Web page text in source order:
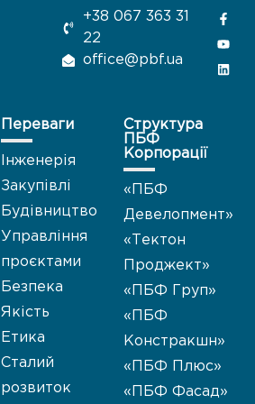
+38 067 363 31
22
office@pbf.ua
Переваги
Інженерія
Закупівлі
Будівництво
Управління
проєктами
Безпека
Якість
Етика
Сталий
розвиток
Структура
ПБФ
Корпорації
« ПБФ
Девелопмент»
«Тектон
Проджект»
«ПБФ Груп»
«ПБФ
Констракшн»
«ПБФ Плюс»
«ПБФ Фасад»